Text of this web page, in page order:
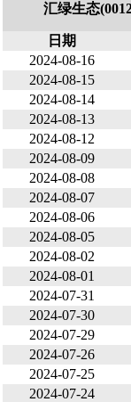
汇绿生态
日期
2024-08-16
2024-08-15
2024-08-14
2024-08-13
2024-08-12
2024-08-09
2024-08-08
2024-08-07
2024-08-06
2024-08-05
2024-08-02
2024-08-01
2024-07-31
2024-07-30
2024-07-29
2024-07-26
2024-07-25
2024-07-24